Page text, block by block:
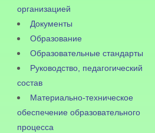
организацией
Документы
Образование
Образовательные стандарты
Руководство, педагогический
состав
Материально-техническое
обеспечение образовательного
процесса